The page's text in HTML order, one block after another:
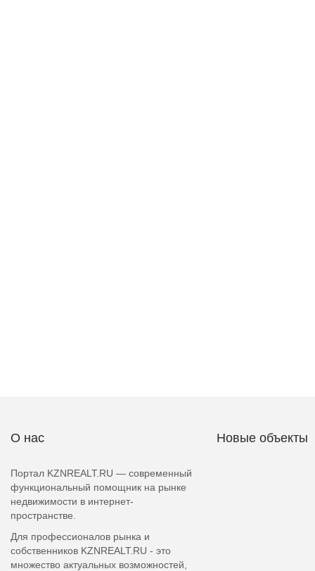
О нас
Портал KZNREALT.RU — современный
функциональный помощник на рынке
недвижимости в интернет-
пространстве.
Для профессионалов рынка и
собственников KZNREALT.RU - это
множество актуальных возможностей,
Новые объекты